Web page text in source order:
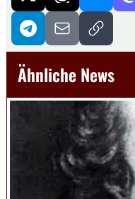
Ähnliche News